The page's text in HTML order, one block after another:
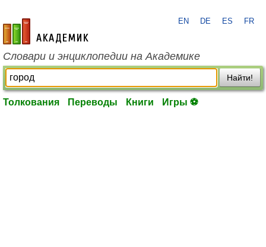
academic.ru
EN DE ES FR
Словари и энциклопедии на Академике
Найти!
Толкования Переводы Книги Игры ⚽